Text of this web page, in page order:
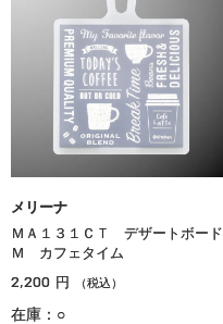
メリーナ
ＭＡ１３１ＣＴ デザートボード
Ｍ カフェタイム
2,200 円 （税込）
在庫：○